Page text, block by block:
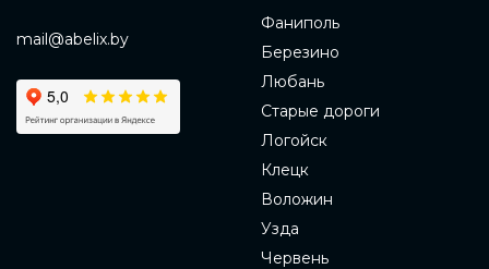
mail@abelix.by
Фаниполь
Березино
Любань
Старые дороги
Логойск
Клецк
Воложин
Узда
Червень